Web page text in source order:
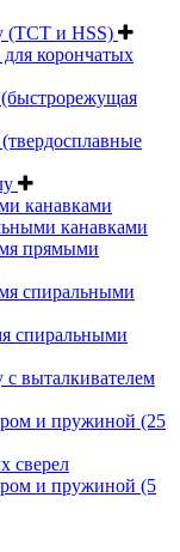
(TCT и HSS)
корончатых
канавками
канавками
прямыми
спиральными
спиральными
c выталкивателем
и пружиной (25
сверел
и пружиной (5